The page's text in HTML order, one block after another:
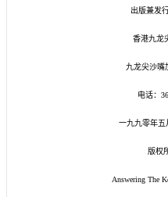
出版兼发
香港九龙
九龙尖沙嘴
电话：
一九九零年五
版权
Answering The